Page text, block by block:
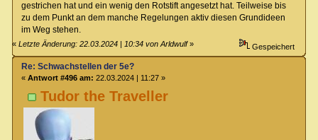
gestrichen hat und ein wenig den Rotstift angesetzt hat. Teilweise bis
zu dem Punkt an dem manche Regelungen aktiv diesen Grundideen
im Weg stehen.
«Letzte Änderung: 22.03.2024 | 10:34 von Arldwulf» Gespeichert
Tudor the Traveller
Re: Schwachstellen der 5e?
« Antwort #496 am: 22.03.2024 | 11:27 »